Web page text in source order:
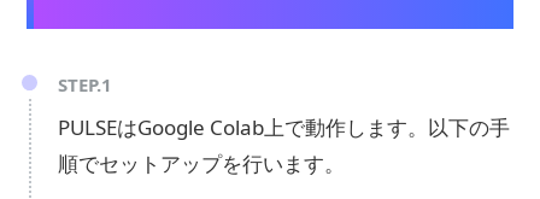
STEP.1
PULSEはGoogle Colab上で動作します。以下の手
順でセットアップを行います。